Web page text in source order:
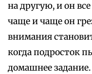
на другую, и он все
чаще и чаще он
внимания
когда подросток
домашнее